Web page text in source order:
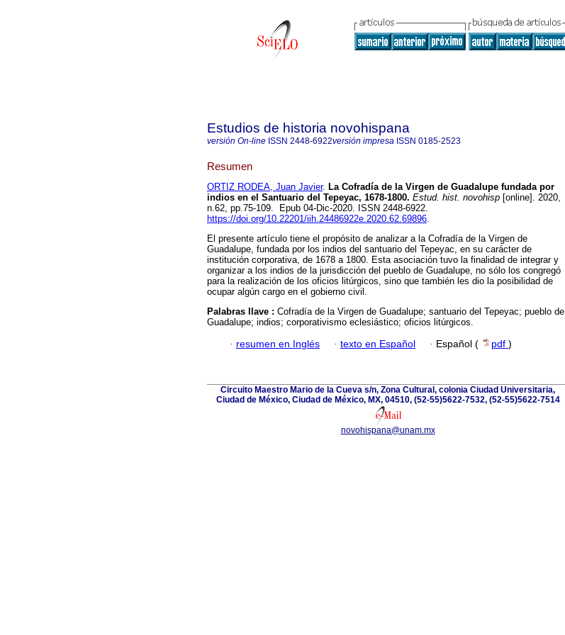
Estudios de historia novohispana
versión On-line ISSN 2448-6922versión impresa ISSN 0185-2523
Resumen
ORTIZ RODEA, Juan Javier. La Cofradía de la Virgen de Guadalupe fundada por
indios en el Santuario del Tepeyac, 1678-1800. Estud. hist. novohisp [online]. 2020,
n.62, pp.75-109. Epub 04-Dic-2020. ISSN 2448-6922.
https://doi.org/10.22201/iih.24486922e.2020.62.69896.
El presente artículo tiene el propósito de analizar a la Cofradía de la Virgen de
Guadalupe, fundada por los indios del santuario del Tepeyac, en su carácter de
institución corporativa, de 1678 a 1800. Esta asociación tuvo la finalidad de integrar y
organizar a los indios de la jurisdicción del pueblo de Guadalupe, no sólo los congregó
para la realización de los oficios litúrgicos, sino que también les dio la posibilidad de
ocupar algún cargo en el gobierno civil.
Palabras llave : Cofradía de la Virgen de Guadalupe; santuario del Tepeyac; pueblo de
Guadalupe; indios; corporativismo eclesiástico; oficios litúrgicos.
· resumen en Inglés · texto en Español · Español ( pdf )
Circuito Maestro Mario de la Cueva s/n, Zona Cultural, colonia Ciudad Universitaria,
Ciudad de México, Ciudad de México, MX, 04510, (52-55)5622-7532, (52-55)5622-7514
novohispana@unam.mx